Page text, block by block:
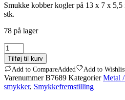
Smukke kobber kogler på 13 x 7 x
stk.
78 på lager
Kobber
Kogler
1
Mm
2
Tilføj til kurv
Add to CompareAdded Add to
VarenummerB7689 Kategorier Metal
smykker, Smykkefremstilling